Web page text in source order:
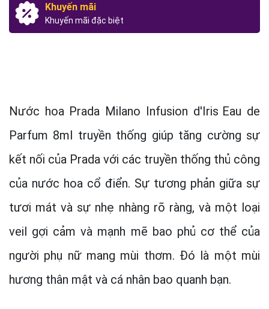
Khuyến mãi
Khuyến mãi đặc biệt
Nước hoa Prada Milano Infusion d'Iris Eau de
Parfum 8ml truyền thống giúp tăng cường sự
kết nối của Prada với các truyền thống thủ công
của nước hoa cổ điển. Sự tương phản giữa sự
tươi mát và sự nhẹ nhàng rõ ràng, và một loại
veil gợi cảm và mạnh mẽ bao phủ cơ thể của
người phụ nữ mang mùi thơm. Đó là một mùi
hương thân mật và cá nhân bao quanh bạn.